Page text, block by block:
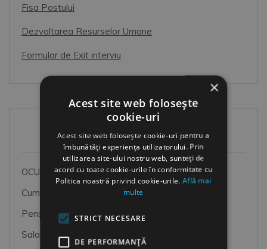
Fisa Postului
Dezvoltarea Resurselor Umane
Formular de Exit interviu
Articole Recente
OCUPATII SI CODURI COR
Cum imbunatatim atmosfera de lucru
Pensiile speciale MApN+MAI+SRI
Salariul Minim Brut pe tara
×
Acest site web folosește
cookie-uri
Acest site web folosește cookie-uri pentru a
îmbunătăți experiența utilizatorului. Prin
utilizarea site-ului nostru web, sunteți de
acord cu toate cookie-urile în conformitate cu
Politica noastră privind cookie-urile.Află mai
multe
STRICT NECESARE
DE PERFORMANȚĂ